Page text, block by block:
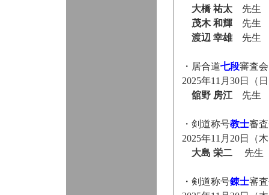
大橋 祐太先生
茂木 和輝先生
渡辺 幸雄先生
・居合道七段審査
2025年11月30日（
舘野 房江先生
・剣道称号教士審
2025年11月20日（
大島 栄二先生
・剣道称号錬士審